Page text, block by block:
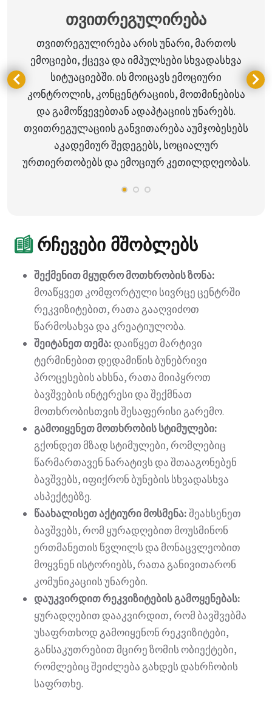
თვითრეგულირება
თვითრეგულირება არის უნარი, მართოს
ემოციები, ქცევა და იმპულსები სხვადასხვა
სიტუაციებში. ის მოიცავს ემოციური
კონტროლის, კონცენტრაციის, მოთმინებისა
და გამოწვევებთან ადაპტაციის უნარებს.
თვითრეგულაციის განვითარება აუმჯობესებს
აკადემიურ შედეგებს, სოციალურ
ურთიერთობებს და ემოციურ კეთილდღეობას.
რჩევები მშობლებს
შექმენით მყუდრო მოთხრობის ზონა:
მოაწყვეთ კომფორტული სივრცე ცენტრში
რეკვიზიტებით, რათა გააღვიძოთ
წარმოსახვა და კრეატიულობა.
შეიტანეთ თემა: დაიწყეთ მარტივი
ტერმინებით დედამიწის ბუნებრივი
პროცესების ახსნა, რათა მიიპყროთ
ბავშვების ინტერესი და შექმნათ
მოთხრობისთვის შესაფერისი გარემო.
გამოიყენეთ მოთხრობის სტიმულები:
გქონდეთ მზად სტიმულები, რომლებიც
წარმართავენ ნარატივს და შთააგონებენ
ბავშვებს, იფიქრონ ბუნების სხვადასხვა
ასპექტებზე.
წაახალისეთ აქტიური მოსმენა:შეახსენეთ
ბავშვებს, რომ ყურადღებით მოუსმინონ
ერთმანეთის წვლილს და მონაცვლეობით
მოყვნენ ისტორიებს, რათა განივითარონ
კომუნიკაციის უნარები.
დაუკვირდით რეკვიზიტების გამოყენებას:
ყურადღებით დააკვირდით, რომ ბავშვებმა
უსაფრთხოდ გამოიყენონ რეკვიზიტები,
განსაკუთრებით მცირე ზომის ობიექტები,
რომლებიც შეიძლება გახდეს დახრჩობის
საფრთხე.